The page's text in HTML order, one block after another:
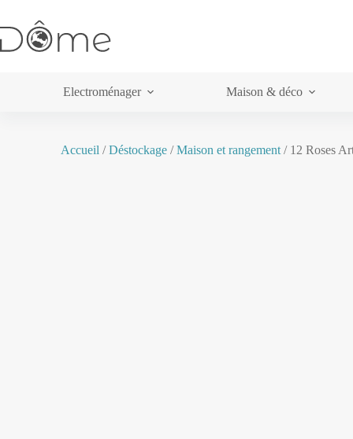
Electroménager Maison & déco
Accueil /Déstockage /Maison et rangement / 12 Roses